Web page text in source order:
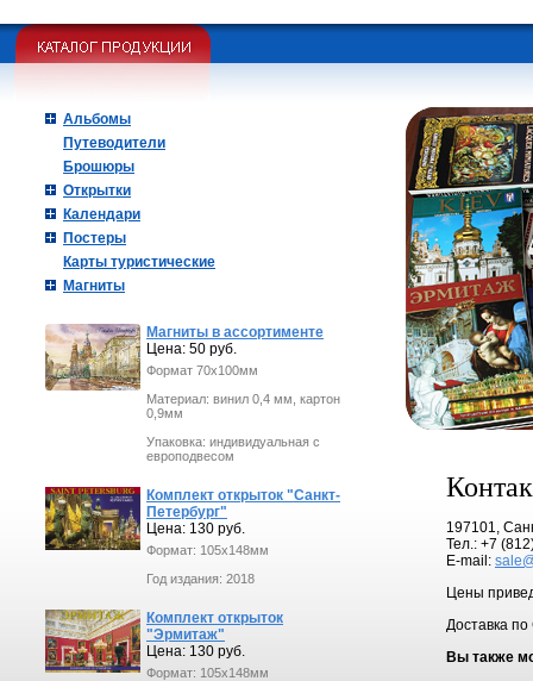
Альбомы
Путеводители
Брошюры
Открытки
Календари
Постеры
Карты туристические
Магниты
Магниты в ассортименте
Цена: 50 руб.
Формат 70х100мм
Материал: винил 0,4 мм, картон
0,9мм
Упаковка: индивидуальная с
европодвесом
Комплект открыток "Санкт-
Петербург"
Цена: 130 руб.
Формат: 105x148мм
Год издания: 2018
Комплект открыток
"Эрмитаж"
Цена: 130 руб.
Формат: 105x148мм
197101,
Тел.: +7
E-mail:
Цены
Доставка
Вы также